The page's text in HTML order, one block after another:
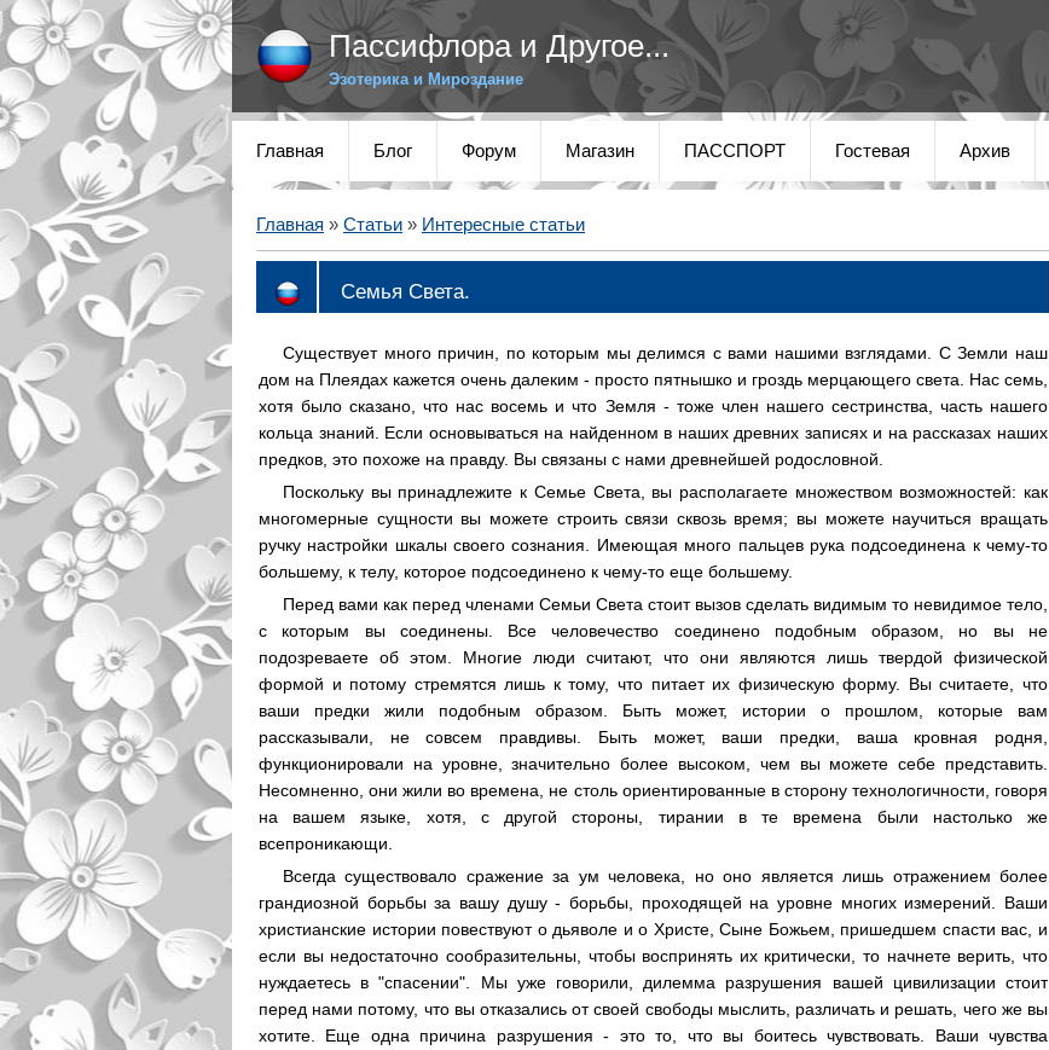
Пассифлора и Другое...
Эзотерика и Мироздание
Главная Блог Форум Магазин ПАССПОРТ Гостевая Архив
Главная » Статьи » Интересные статьи
Семья Света.
Существует много причин, по которым мы делимся с вами нашими взглядами. С Земли наш
дом на Плеядах кажется очень далеким - просто пятнышко и гроздь мерцающего света. Нас семь,
хотя было сказано, что нас восемь и что Земля - тоже член нашего сестринства, часть нашего
кольца знаний. Если основываться на найденном в наших древних записях и на рассказах наших
предков, это похоже на правду. Вы связаны с нами древнейшей родословной.
Поскольку вы принадлежите к Семье Света, вы располагаете множеством возможностей: как
многомерные сущности вы можете строить связи сквозь время; вы можете научиться вращать
ручку настройки шкалы своего сознания. Имеющая много пальцев рука подсоединена к чему-то
большему, к телу, которое подсоединено к чему-то еще большему.
Перед вами как перед членами Семьи Света стоит вызов сделать видимым то невидимое тело,
с которым вы соединены. Все человечество соединено подобным образом, но вы не
подозреваете об этом. Многие люди считают, что они являются лишь твердой физической
формой и потому стремятся лишь к тому, что питает их физическую форму. Вы считаете, что
ваши предки жили подобным образом. Быть может, истории о прошлом, которые вам
рассказывали, не совсем правдивы. Быть может, ваши предки, ваша кровная родня,
функционировали на уровне, значительно более высоком, чем вы можете себе представить.
Несомненно, они жили во времена, не столь ориентированные в сторону технологичности, говоря
на вашем языке, хотя, с другой стороны, тирании в те времена были настолько же
всепроникающи.
Всегда существовало сражение за ум человека, но оно является лишь отражением более
грандиозной борьбы за вашу душу - борьбы, проходящей на уровне многих измерений. Ваши
христианские истории повествуют о дьяволе и о Христе, Сыне Божьем, пришедшем спасти вас, и
если вы недостаточно сообразительны, чтобы воспринять их критически, то начнете верить, что
нуждаетесь в "спасении". Мы уже говорили, дилемма разрушения вашей цивилизации стоит
перед нами потому, что вы отказались от своей свободы мыслить, различать и решать, чего же вы
хотите. Еще одна причина разрушения - это то, что вы боитесь чувствовать. Ваши чувства